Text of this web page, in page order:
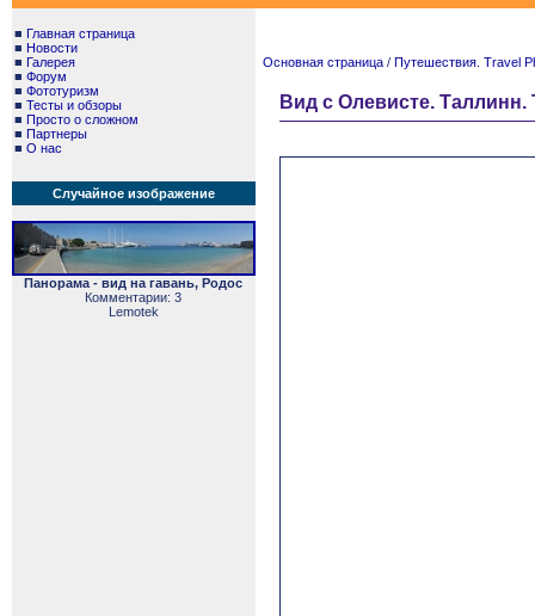
■ Главная страница
■ Новости
■ Галерея
■ Форум
■ Фототуризм
■ Тесты и обзоры
■ Просто о сложном
■ Партнеры
■ О нас
Случайное изображение
Панорама - вид на гавань, Родос
Комментарии: 3
Lemotek
Основная страница / Путешествия. Travel
Вид с Олевисте. Таллинн.